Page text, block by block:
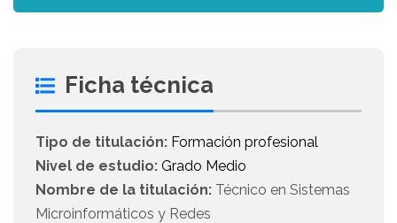
Ficha técnica
Tipo de titulación: Formación profesional
Nivel de estudio: Grado Medio
Nombre de la titulación: Técnico en Sistemas
Microinformáticos y Redes